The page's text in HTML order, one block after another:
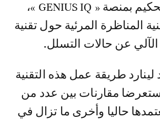
عن قطاع التحكيم بمنصة « GENIUS IQ »،
المناظرة المرئية حول تقنية
عن حالات التسلل.
طريقة عمل هذه التقنية
مقارنات بين عدد من
حاليا وأخرى ما تزال في